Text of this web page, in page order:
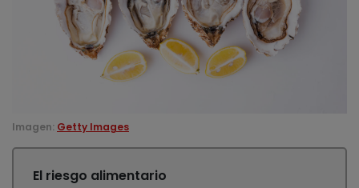
Imagen: Getty Images
El riesgo alimentario